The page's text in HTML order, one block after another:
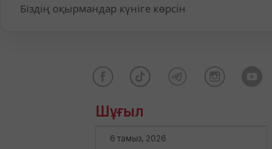
Біздің оқырмандар күніге көрсін
Шұғыл
6 тамыз, 2026